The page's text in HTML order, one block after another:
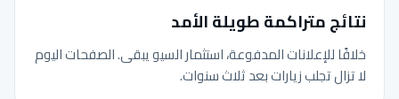
نتائج متراكمة طويلة الأمد
خلافًا للإعلانات المدفوعة، استثمار السيو يبقى. الصفحات اليوم
لا تزال تجلب زيارات بعد ثلاث سنوات.